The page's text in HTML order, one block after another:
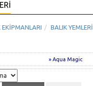
EKİPMANLARI
BALIK YEMLERİ
» Aqua Magic